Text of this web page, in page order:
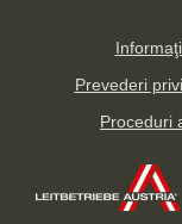
Prevederi
Proceduri